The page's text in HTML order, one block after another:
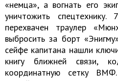
«немца», а вогнать его
уничтожить
перехвачен траулер
выбросить за борт
сейфе капитана нашли
книгу ближней связи,
координатную сетку